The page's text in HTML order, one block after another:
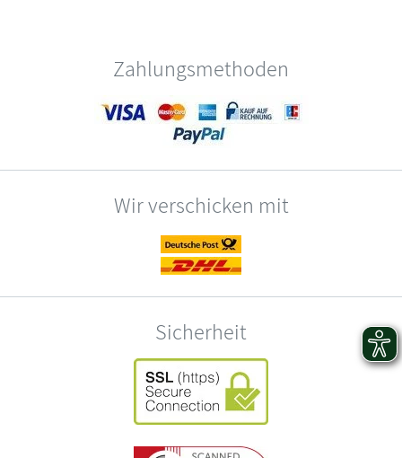
Zahlungsmethoden
Wir verschicken mit
Sicherheit